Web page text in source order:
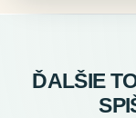
ĎALŠIE